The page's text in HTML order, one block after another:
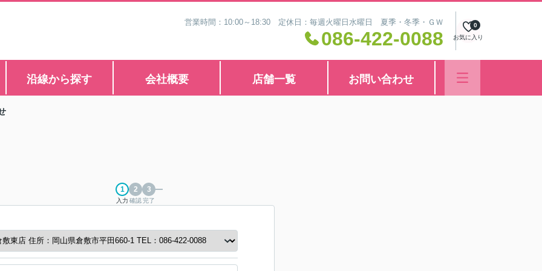
営業時間：10:00～18:30 定休日：毎週火曜日水曜日 夏季・冬季・ＧＷ
086-422-0088 お気に入り
0
沿線から探す 会社概要 店舗一覧 お問い合わせ
入力 確認完了